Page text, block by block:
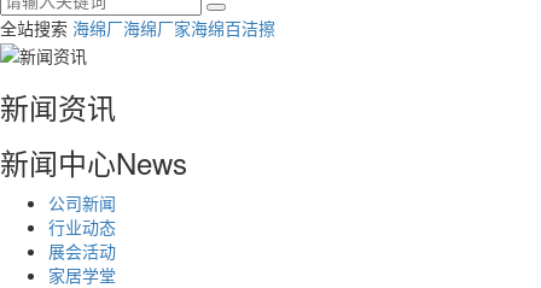
全站搜索 海绵厂海绵厂家海绵百洁擦
新闻资讯
新闻中心News
公司新闻
行业动态
展会活动
家居学堂